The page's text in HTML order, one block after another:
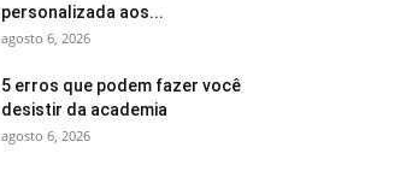
personalizada aos...
agosto 6, 2026
5 erros que podem fazer você
desistir da academia
agosto 6, 2026